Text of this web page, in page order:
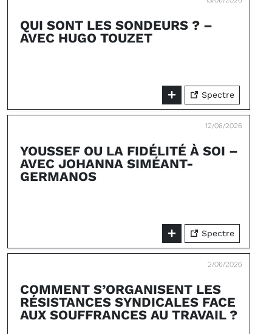
QUI SONT LES SONDEURS ? –
AVEC HUGO TOUZET
Spectre
12/06/2026
YOUSSEF OU LA FIDÉLITÉ À SOI –
AVEC JOHANNA SIMÉANT-
GERMANOS
Spectre
2/06/2026
COMMENT S’ORGANISENT LES
RÉSISTANCES SYNDICALES FACE
AUX SOUFFRANCES AU TRAVAIL ?